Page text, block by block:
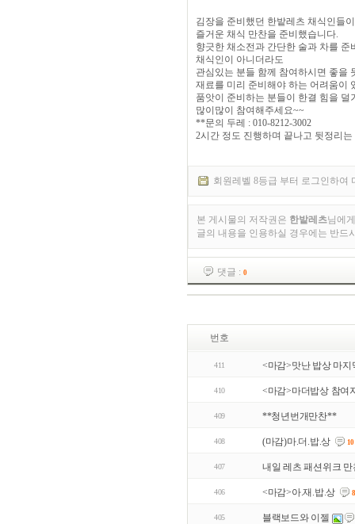
김장을 준비했던 한밭레츠 채식인들
즐거운 채식 만찬을 준비했습니다.
향긋한 채소전과 간단한 술과 차를 준
채식인이 아니더라도
관심있는 분들 함께 참여하시면 좋을
재료를 미리 준비해야 하는 어려움이
품앗이 준비하는 분들이 한결 힘을 덜
많이많이 참여해주세요~~
**문의 두레 : 010-8212-3002
2시간 정도 진행하며 끝나고 뒷정리
회원레벨 8등급 부터 로그인하여
본 게시물의 저작권은 한밭레츠님에
글의 내용을 인용하실 경우에는 반드
댓글 : 0
번호
411 <마감>맛난 밥상 마
410 <마감>마더밥상 참여
409 **청년번개만찬**
408 (마감)마.더.밥.상 10
407 내일 레츠 패션위크
406 <마감>아.재.밥.상 8
405 블랙보드와 이젤